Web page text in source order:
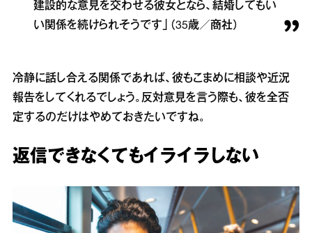
建設的な意見を交わせる彼女となら、結婚してもい
い関係を続けられそうです」（35歳／商社）
冷静に話し合える関係であれば、彼もこまめに相談や近況
報告をしてくれるでしょう。反対意見を言う際も、彼を全否
定するのだけはやめておきたいですね。
返信できなくてもイライラしない